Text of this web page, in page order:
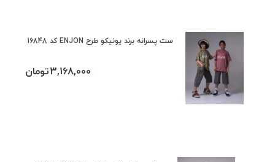
ست پسرانه برند یونیکو طرح ENJON کد 16848
3,168,000تومان